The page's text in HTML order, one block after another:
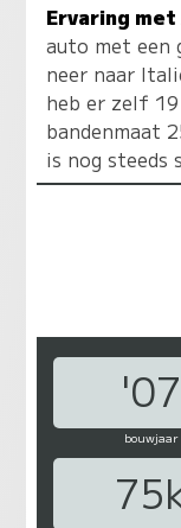
Ervaring
auto met een
neer naar
heb er zelf
bandenmaat
is nog steeds
'07
bouwjaar